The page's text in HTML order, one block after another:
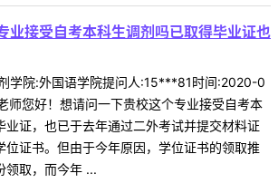
业接受自考本科生调剂吗已取得毕业证也
学院:外国语学院提问人:15***81时间:2020-0
师您好！想请问一下贵校这个专业接受自考本
业证，也已于去年通过二外考试并提交材料证
位证书。但由于今年原因，学位证书的领取推
领取，而今年 ...